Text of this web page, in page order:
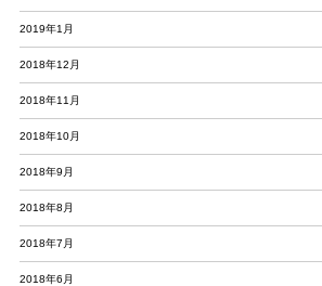
2019年1月
2018年12月
2018年11月
2018年10月
2018年9月
2018年8月
2018年7月
2018年6月